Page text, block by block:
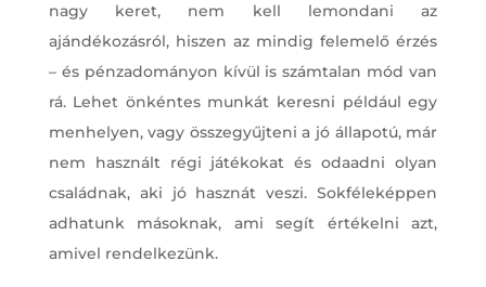
nagy keret, nem kell lemondani az
ajándékozásról, hiszen az mindig felemelő érzés
– és pénzadományon kívül is számtalan mód van
rá. Lehet önkéntes munkát keresni például egy
menhelyen, vagy összegyűjteni a jó állapotú, már
nem használt régi játékokat és odaadni olyan
családnak, aki jó hasznát veszi. Sokféleképpen
adhatunk másoknak, ami segít értékelni azt,
amivel rendelkezünk.